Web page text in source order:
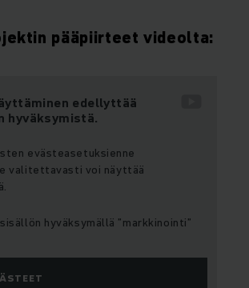
pääpiirteet videolta:
edellyttää
hyväksymistä.
evästeasetuksienne
valitettavasti voi näyttää
hyväksymällä ”markkinointi”